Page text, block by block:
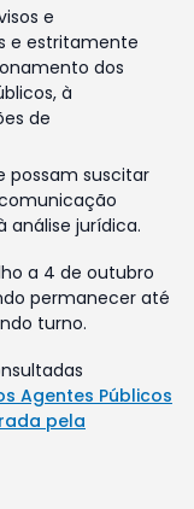
e
e estritamente
dos
à
de
possam suscitar
análise jurídica.
a 4 de outubro
permanecer até
turno.
Agentes Públicos
pela